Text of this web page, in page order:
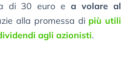
di 30 euro ea volare al
alla promessa di più utili
agli azionisti.